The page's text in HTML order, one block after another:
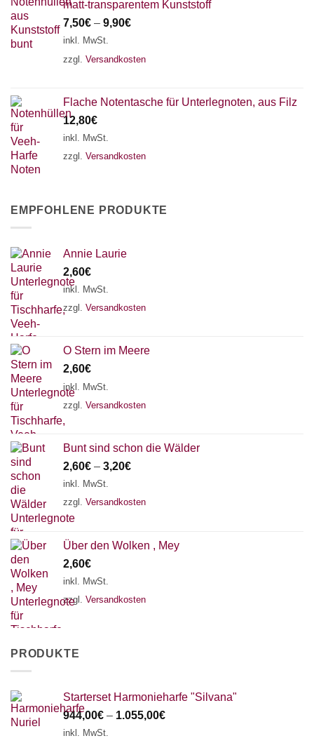
matt-transparentem Kunststoff
7,50€ – 9,90€
inkl. MwSt.
zzgl. Versandkosten
Flache Notentasche für Unterlegnoten, aus Filz
12,80€
inkl. MwSt.
zzgl. Versandkosten
EMPFOHLENE PRODUKTE
Annie Laurie
2,60€
inkl. MwSt.
zzgl. Versandkosten
O Stern im Meere
2,60€
inkl. MwSt.
zzgl. Versandkosten
Bunt sind schon die Wälder
2,60€ – 3,20€
inkl. MwSt.
zzgl. Versandkosten
Über den Wolken , Mey
2,60€
inkl. MwSt.
zzgl. Versandkosten
PRODUKTE
Starterset Harmonieharfe "Silvana"
944,00€ – 1.055,00€
inkl. MwSt.